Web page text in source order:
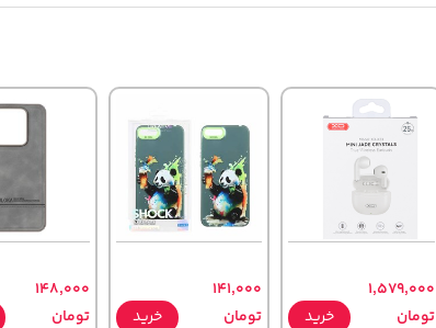
1,579,000
تومان
خرید
141,000
تومان
خرید
148,000
تومان